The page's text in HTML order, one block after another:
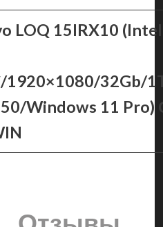
LOQ 15IRX10
1920×1080/32Gb/
Windows 11